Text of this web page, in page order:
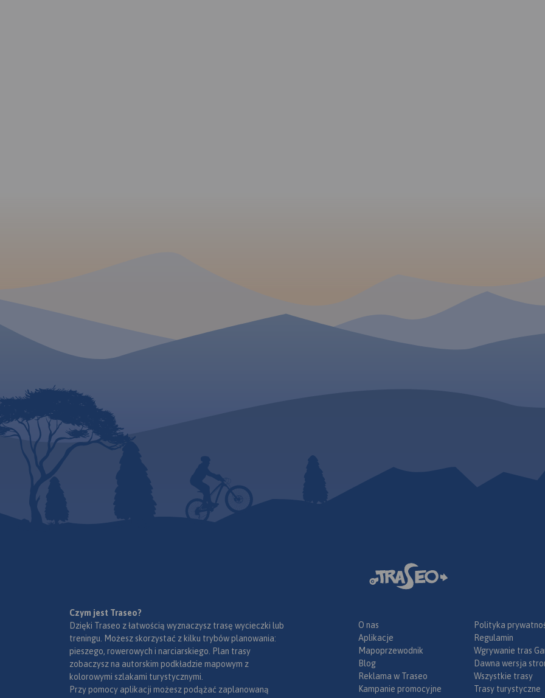
Czym jest Traseo?
Dzięki Traseo z łatwością wyznaczysz trasę wycieczki lub
treningu. Możesz skorzystać z kilku trybów planowania:
pieszego, rowerowych i narciarskiego. Plan trasy
zobaczysz na autorskim podkładzie mapowym z
kolorowymi szlakami turystycznymi.
Przy pomocy aplikacji możesz podążać zaplanowaną
O nas
Aplikacje
Mapoprzewodnik
Blog
Reklama w Traseo
Kampanie promocyjne
Polityka
Regulamin
Wgrywanie tras
Dawna wersja
Wszystkie trasy
Trasy turystyczne